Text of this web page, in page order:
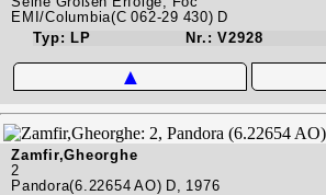
EMI/Columbia(C 062-29 430) D
Typ: LP
Nr.: V2928
▲
Zamfir,Gheorghe
2
Pandora(6.22654 AO) D, 1976